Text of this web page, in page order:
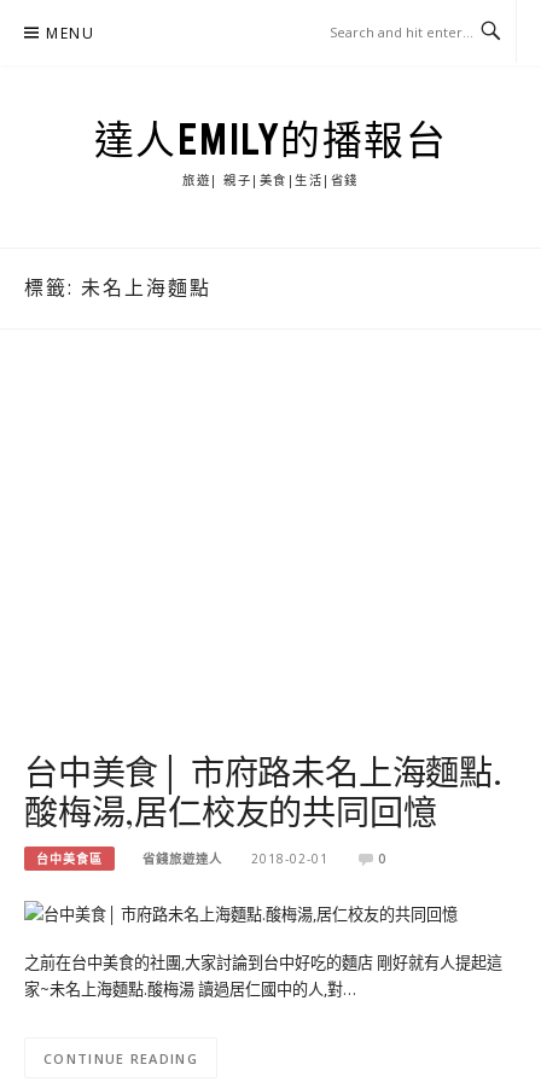
MENU
達人EMILY的播報台
旅遊| 親子|美食|生活|省錢
標籤: 未名上海麵點
台中美食│ 市府路未名上海麵點.
酸梅湯,居仁校友的共同回憶
台中美食區 省錢旅遊達人 2018-02-01 0
之前在台中美食的社團,大家討論到台中好吃的麵店 剛好就有人提起這
家~未名上海麵點.酸梅湯 讀過居仁國中的人,對…
CONTINUE READING